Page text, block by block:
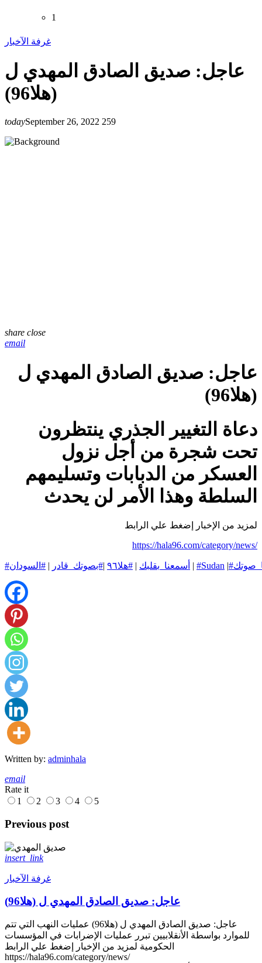
1
غرفة الآخبار
عاجل: صديق الصادق المهدي ل
(هلا96)
todaySeptember 26, 2022 259
share close
email
عاجل: صديق الصادق المهدي ل
(هلا96)
دعاة التغيير الجذري ينتظرون
تحت شجرة من أجل نزول
العسكر من الدبابات وتسليمهم
السلطة وهذا الأمر لن يحدث
لمزيد من الإخبار إضغط علي الرابط
https://hala96.com/category/news/
#أسمعنا_بقلبك | #هلا٩٦ |#بصوتك_قادر | #السودان | #Sudan |
Written by: adminhala
email
Rate it
1
2 3 4 5
Previous post
insert_link
غرفة الآخبار
عاجل: صديق الصادق المهدي ل (هلا96)
عاجل: صديق الصادق المهدي ل (هلا96) عمليات النهب التي تتم
للموارد بواسطة الأنقلابيين تبرر عمليات الإضرابات في المؤسسات
الحكومية لمزيد من الإخبار إضغط علي الرابط
https://hala96.com/category/news/